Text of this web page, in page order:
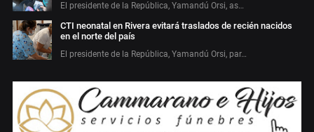
El presidente de la República, Yamandú Orsi, as…
CTI neonatal en Rivera evitará traslados de recién nacidos
en el norte del país
El presidente de la República, Yamandú Orsi, par…